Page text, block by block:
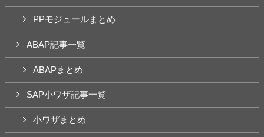
PPモジュールまとめ
ABAP記事一覧
ABAPまとめ
SAP小ワザ記事一覧
小ワザまとめ